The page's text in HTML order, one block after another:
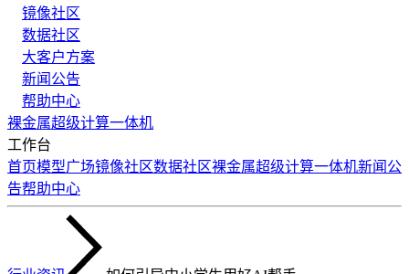
镜像社区
数据社区
大客户方案
新闻公告
帮助中心
裸金属超级计算一体机
工作台
首页模型广场镜像社区数据社区裸金属超级计算一体机新闻公
告帮助中心